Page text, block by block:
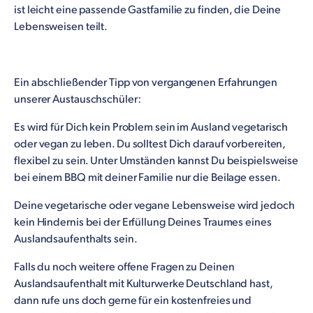
ist leicht eine passende Gastfamilie zu finden, die Deine
Lebensweisen teilt.
Ein abschließender Tipp von vergangenen Erfahrungen
unserer Austauschschüler:
Es wird für Dich kein Problem sein im Ausland vegetarisch
oder vegan zu leben. Du solltest Dich darauf vorbereiten,
flexibel zu sein. Unter Umständen kannst Du beispielsweise
bei einem BBQ mit deiner Familie nur die Beilage essen.
Deine vegetarische oder vegane Lebensweise wird jedoch
kein Hindernis bei der Erfüllung Deines Traumes eines
Auslandsaufenthalts sein.
Falls du noch weitere offene Fragen zu Deinen
Auslandsaufenthalt mit Kulturwerke Deutschland hast,
dann rufe uns doch gerne für ein kostenfreies und